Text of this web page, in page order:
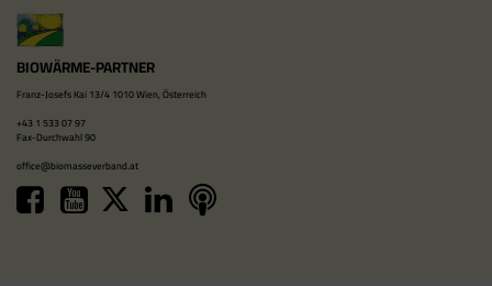
BIOWÄRME-PARTNER
Franz-Josefs Kai 13/4 1010 Wien, Österreich
+43 1 533 07 97
Fax-Durchwahl 90
office@biomasseverband.at